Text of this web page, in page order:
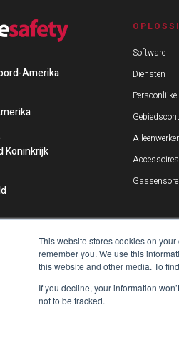
This website stores cookies on
remember you. We use this
this website and other media. To
If you decline, your information
not to be tracked.
Amerika
Koninkrijk
Software
Diensten
Accessoires